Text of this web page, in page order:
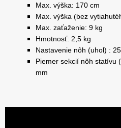
Max. výška: 170 cm
Max. výška (bez
Max. zaťaženie: 9 kg
Hmotnosť: 2,5 kg
Nastavenie nôh (uhol) :
Piemer sekcií nôh statívu
mm